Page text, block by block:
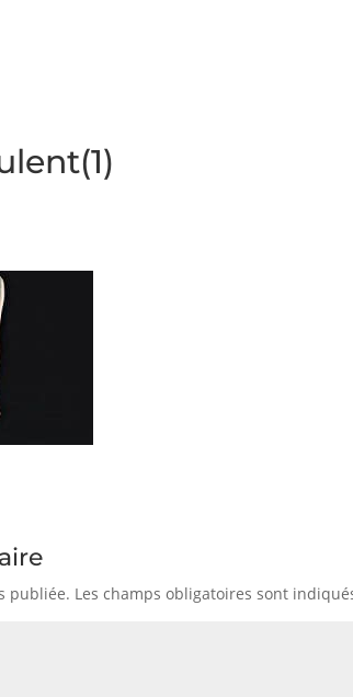
publiée. Les champs obligatoires sont